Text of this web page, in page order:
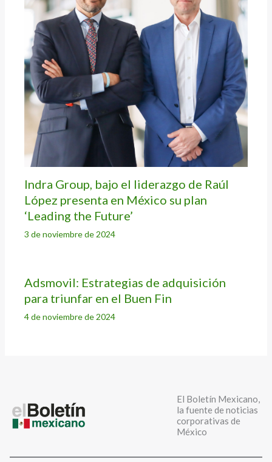
Indra Group, bajo el liderazgo de Raúl
López presenta en México su plan
‘Leading the Future’
3 de noviembre de 2024
Adsmovil: Estrategias de adquisición
para triunfar en el Buen Fin
4 de noviembre de 2024
El Boletín Mexicano,
la fuente de noticias
corporativas de
México